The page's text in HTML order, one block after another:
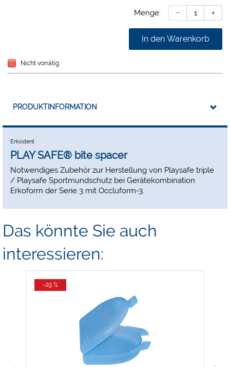
Menge:
In den Warenkorb
Nicht vorrätig
PRODUKTINFORMATION
Erkodent
PLAY SAFE® bite spacer
Notwendiges Zubehör zur Herstellung von Playsafe triple
/ Playsafe Sportmundschutz bei Gerätekombination
Erkoform der Serie 3 mit Occluform-3.
Das könnte Sie auch
interessieren:
-29 %